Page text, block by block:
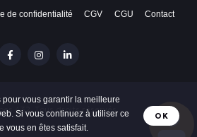
de confidentialité CGV CGU Contact
432. Tous droits réservés
vous garantir la meilleure
Si vous continuez à utiliser ce
vous en êtes satisfait.
OK